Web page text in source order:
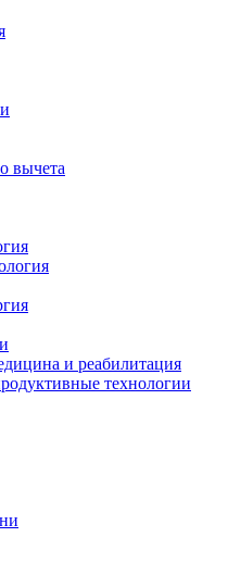
вычета
и реабилитация
технологии